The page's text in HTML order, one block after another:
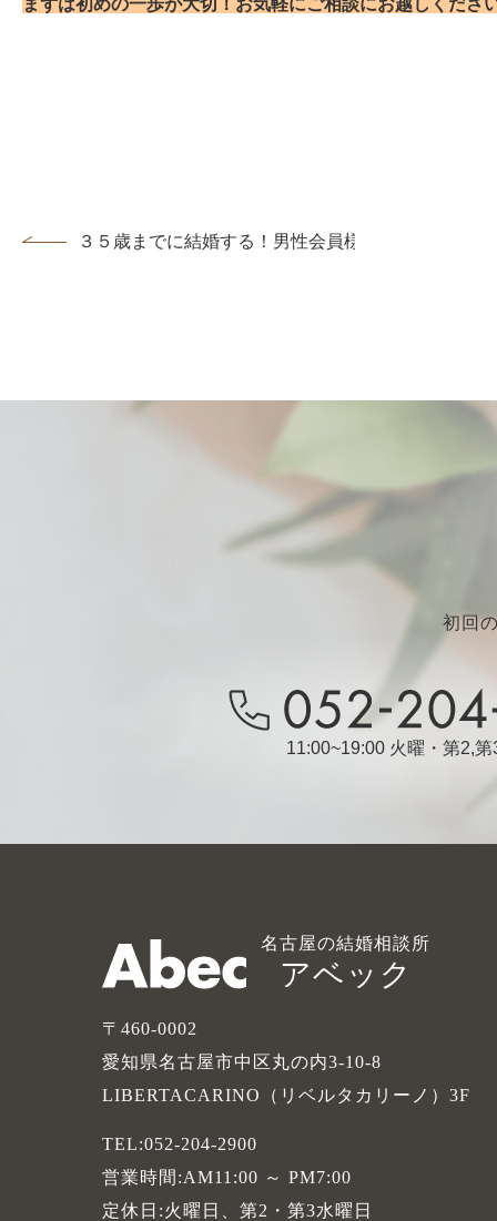
まずは初めの一歩が大切！お気軽にご相談にお越しくださ
３５歳までに結婚する！男性会員様ご成婚...
初回
11:00~19:00 火曜・第2,
名古屋の結婚相談所
アベック
〒460-0002
愛知県名古屋市中区丸の内3-10-8
LIBERTACARINO（リベルタカリーノ）3F
TEL:052-204-2900
営業時間:AM11:00 ～ PM7:00
定休日:火曜日、第2・第3水曜日